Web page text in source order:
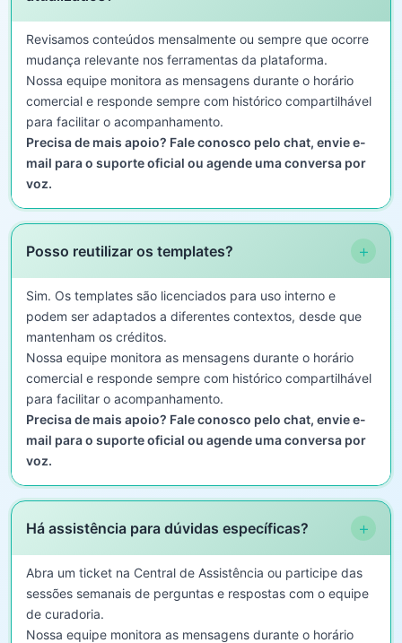
Revisamos conteúdos mensalmente ou sempre que ocorre
mudança relevante nos ferramentas da plataforma.
Nossa equipe monitora as mensagens durante o horário
comercial e responde sempre com histórico compartilhável
para facilitar o acompanhamento.
Precisa de mais apoio? Fale conosco pelo chat, envie e-
mail para o suporte oficial ou agende uma conversa por
voz.
Posso reutilizar os templates? +
Sim. Os templates são licenciados para uso interno e
podem ser adaptados a diferentes contextos, desde que
mantenham os créditos.
Nossa equipe monitora as mensagens durante o horário
comercial e responde sempre com histórico compartilhável
para facilitar o acompanhamento.
Precisa de mais apoio? Fale conosco pelo chat, envie e-
mail para o suporte oficial ou agende uma conversa por
voz.
Há assistência para dúvidas específicas? +
Abra um ticket na Central de Assistência ou participe das
sessões semanais de perguntas e respostas com o equipe
de curadoria.
Nossa equipe monitora as mensagens durante o horário